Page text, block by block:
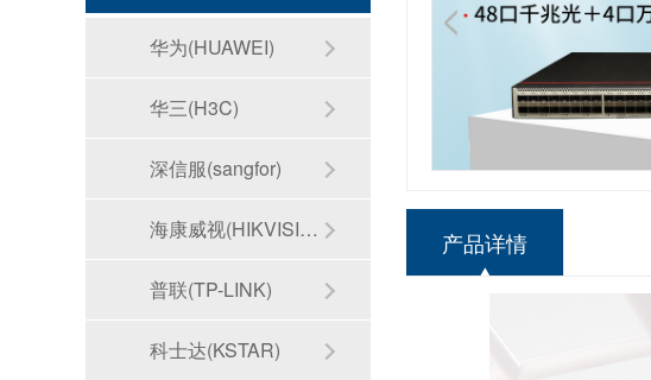
产品详情
华为(HUAWEI)
华三(H3C)
深信服(sangfor)
海康威视(HIKVISION)
普联(TP-LINK)
科士达(KSTAR)